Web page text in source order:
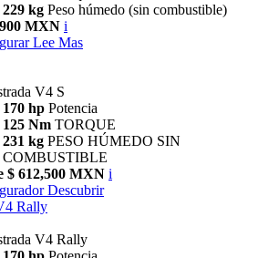
229 kg Peso húmedo (sin combustible)
MXN i
Lee Mas
V4 S
170 hp Potencia
125 Nm TORQUE
231 kg PESO HÚMEDO SIN
COMBUSTIBLE
$ 612,500 MXN i
Descubrir
Rally
V4 Rally